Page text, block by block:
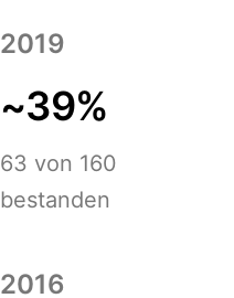
2019
~39%
63 von 160
bestanden
2016